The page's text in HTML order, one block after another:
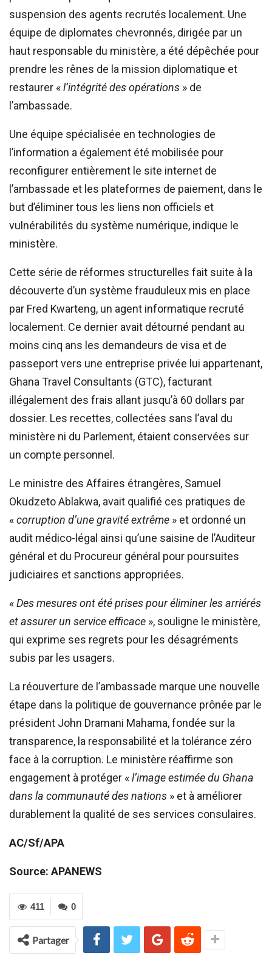
suspension des agents recrutés localement. Une
équipe de diplomates chevronnés, dirigée par un
haut responsable du ministère, a été dépêchée pour
prendre les rênes de la mission diplomatique et
restaurer «l’intégrité des opérations » de
l’ambassade.
Une équipe spécialisée en technologies de
l’information a également été mobilisée pour
reconfigurer entièrement le site internet de
l’ambassade et les plateformes de paiement, dans le
but d’éliminer tous les liens non officiels et
vulnérabilités du système numérique, indique le
ministère.
Cette série de réformes structurelles fait suite à la
découverte d’un système frauduleux mis en place
par Fred Kwarteng, un agent informatique recruté
localement. Ce dernier avait détourné pendant au
moins cinq ans les demandeurs de visa et de
passeport vers une entreprise privée lui appartenant,
Ghana Travel Consultants (GTC), facturant
illégalement des frais allant jusqu’à 60 dollars par
dossier. Les recettes, collectées sans l’aval du
ministère ni du Parlement, étaient conservées sur
un compte personnel.
Le ministre des Affaires étrangères, Samuel
Okudzeto Ablakwa, avait qualifié ces pratiques de
«corruption d’une gravité extrême » et ordonné un
audit médico-légal ainsi qu’une saisine de l’Auditeur
général et du Procureur général pour poursuites
judiciaires et sanctions appropriées.
«Des mesures ont été prises pour éliminer les arriérés
et assurer un service efficace », souligne le ministère,
qui exprime ses regrets pour les désagréments
subis par les usagers.
La réouverture de l’ambassade marque une nouvelle
étape dans la politique de gouvernance prônée par le
président John Dramani Mahama, fondée sur la
transparence, la responsabilité et la tolérance zéro
face à la corruption. Le ministère réaffirme son
engagement à protéger «l’image estimée du Ghana
dans la communauté des nations » et à améliorer
durablement la qualité de ses services consulaires.
AC/Sf/APA
Source: APANEWS
0
411
Partager